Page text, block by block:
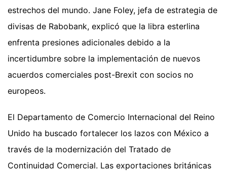
estrechos del mundo. Jane Foley, jefa de estrategia de
divisas de Rabobank, explicó que la libra esterlina
enfrenta presiones adicionales debido a la
incertidumbre sobre la implementación de nuevos
acuerdos comerciales post-Brexit con socios no
europeos.
El Departamento de Comercio Internacional del Reino
Unido ha buscado fortalecer los lazos con México a
través de la modernización del Tratado de
Continuidad Comercial. Las exportaciones británicas